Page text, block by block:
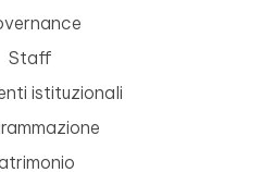
Staff
istituzionali